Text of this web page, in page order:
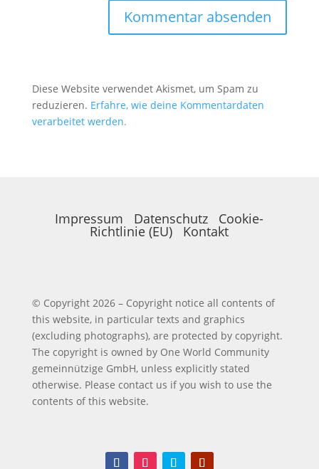
Diese Website verwendet Akismet, um Spam zu
reduzieren. Erfahre, wie deine Kommentardaten
verarbeitet werden.
Impressum Datenschutz Cookie-
Richtlinie (EU) Kontakt
© Copyright 2026 – Copyright notice all contents of
this website, in particular texts and graphics
(excluding photographs), are protected by copyright.
The copyright is owned by One World Community
gemeinnützige GmbH, unless explicitly stated
otherwise. Please contact us if you wish to use the
contents of this website.